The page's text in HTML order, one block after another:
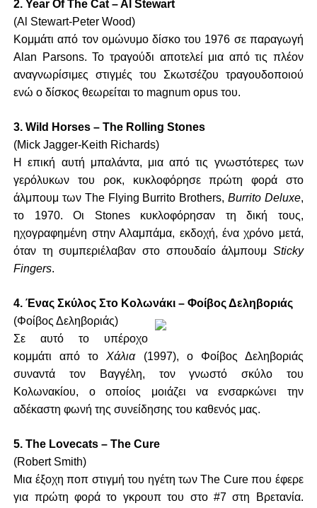
2. Year Of The Cat – Al Stewart
(Al Stewart-Peter Wood)
Κομμάτι από τον ομώνυμο δίσκο του 1976 σε παραγωγή
Alan Parsons. Το τραγούδι αποτελεί μια από τις πλέον
αναγνωρίσιμες στιγμές του Σκωτσέζου τραγουδοποιού
ενώ ο δίσκος θεωρείται το magnum opus του.
3. Wild Horses – The Rolling Stones
(Mick Jagger-Keith Richards)
Η επική αυτή μπαλάντα, μια από τις γνωστότερες των
γερόλυκων του ροκ, κυκλοφόρησε πρώτη φορά στο
άλμπουμ των The Flying Burrito Brothers, Burrito Deluxe,
το 1970. Οι Stones κυκλοφόρησαν τη δική τους,
ηχογραφημένη στην Αλαμπάμα, εκδοχή, ένα χρόνο μετά,
όταν τη συμπεριέλαβαν στο σπουδαίο άλμπουμ Sticky
Fingers.
4. Ένας Σκύλος Στο Κολωνάκι – Φοίβος Δεληβοριάς
(Φοίβος Δεληβοριάς)
Σε αυτό το υπέροχο
κομμάτι από τοΧάλια(1997), ο Φοίβος Δεληβοριάς
συναντά τον Βαγγέλη, τον γνωστό σκύλο του
Κολωνακίου, ο οποίος μοιάζει να ενσαρκώνει την
αδέκαστη φωνή της συνείδησης του καθενός μας.
5. The Lovecats – The Cure
(Robert Smith)
Μια έξοχη ποπ στιγμή του ηγέτη των The Cure που έφερε
για πρώτη φορά το γκρουπ του στο #7 στη Βρετανία.